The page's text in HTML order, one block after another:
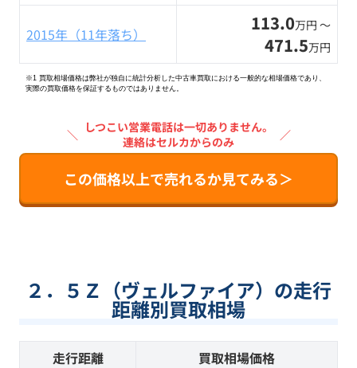
2015年（11年落ち） 113.0万円 〜
471.5万円
※1 買取相場価格は弊社が独自に統計分析した中古車買取における一般的な相場価格であり、
実際の買取価格を保証するものではありません。
＼ しつこい営業電話は一切ありません。
連絡はセルカからのみ
／
この価格以上で売れるか見てみる＞
２．５Ｚ（ヴェルファイア）の走行
距離別買取相場
走行距離 買取相場価格